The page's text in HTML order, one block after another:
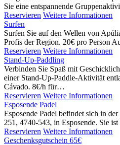
Sie eine entspannende
Reservieren Weitere Informationen
Surfen
Surfen Sie auf den Wellen von
Profis der Region. 20€ pro Person
Reservieren Weitere Informationen
Stand-Up-Paddling
Verbinden Sie Spaß mit
einer Stand-Up-Paddle-Aktivität
Cávado. 8€/h für…
Reservieren Weitere Informationen
Esposende Padel
Esposende Padel befindet sich in
251, 4740-543, in Esposende. Sie
Reservieren Weitere Informationen
Geschenksgutschein 65€